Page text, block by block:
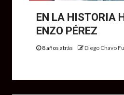
EN LA HISTORIA
ENZO PÉREZ
8 años atrás Diego Chavo